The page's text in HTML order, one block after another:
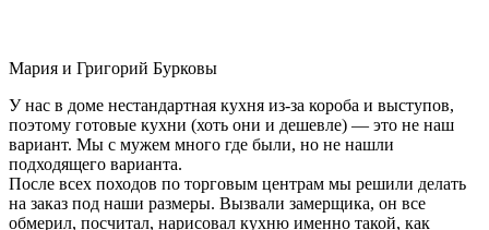
Мария и Григорий Бурковы
У нас в доме нестандартная кухня из-за короба и выступов,
поэтому готовые кухни (хоть они и дешевле) — это не наш
вариант. Мы с мужем много где были, но не нашли
подходящего варианта.
После всех походов по торговым центрам мы решили делать
на заказ под наши размеры. Вызвали замерщика, он все
обмерил, посчитал, нарисовал кухню именно такой, как